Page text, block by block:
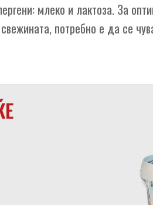
млеко и лактоза. За
потребно е да се